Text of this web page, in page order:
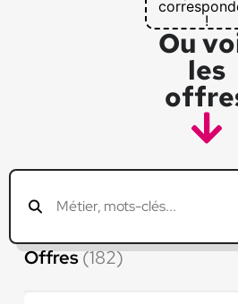
!
Ou
les
Offres(182)